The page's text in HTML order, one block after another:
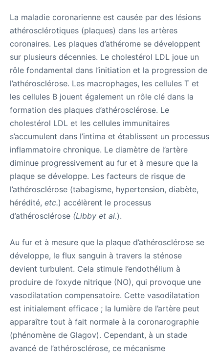
La maladie coronarienne est causée par des lésions
athérosclérotiques (plaques) dans les artères
coronaires. Les plaques d’athérome se développent
sur plusieurs décennies. Le cholestérol LDL joue un
rôle fondamental dans l’initiation et la progression de
l’athérosclérose. Les macrophages, les cellules T et
les cellules B jouent également un rôle clé dans la
formation des plaques d’athérosclérose. Le
cholestérol LDL et les cellules immunitaires
s’accumulent dans l’intima et établissent un processus
inflammatoire chronique. Le diamètre de l’artère
diminue progressivement au fur et à mesure que la
plaque se développe. Les facteurs de risque de
l’athérosclérose (tabagisme, hypertension, diabète,
hérédité, etc.) accélèrent le processus
d’athérosclérose (Libby et al.).
Au fur et à mesure que la plaque d’athérosclérose se
développe, le flux sanguin à travers la sténose
devient turbulent. Cela stimule l’endothélium à
produire de l’oxyde nitrique (NO), qui provoque une
vasodilatation compensatoire. Cette vasodilatation
est initialement efficace ; la lumière de l’artère peut
apparaître tout à fait normale à la coronarographie
(phénomène de Glagov). Cependant, à un stade
avancé de l’athérosclérose, ce mécanisme